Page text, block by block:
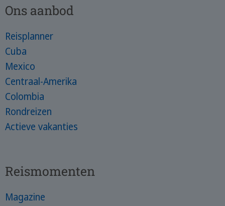
Ons aanbod
Reisplanner
Cuba
Mexico
Centraal-Amerika
Colombia
Rondreizen
Actieve vakanties
Reismomenten
Magazine